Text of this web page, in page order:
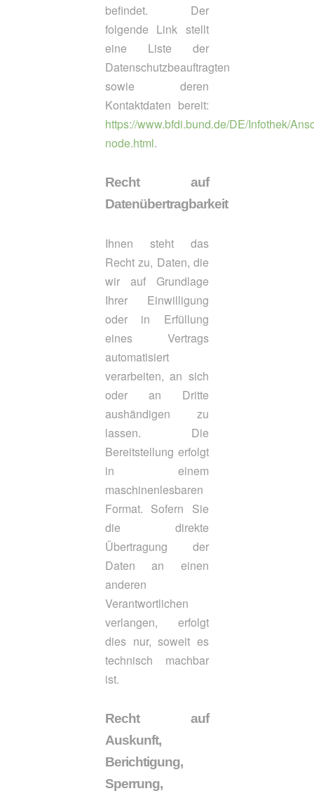
befindet. Der
folgende Link stellt
eine Liste der
Datenschutzbeauftragten
sowie deren
Kontaktdaten bereit:
https://www.bfdi.bund.de/DE/Infothek/
node.html.
Recht auf
Datenübertragbarkeit
Ihnen steht das
Recht zu, Daten, die
wir auf Grundlage
Ihrer Einwilligung
oder in Erfüllung
eines Vertrags
automatisiert
verarbeiten, an sich
oder an Dritte
aushändigen zu
lassen. Die
Bereitstellung erfolgt
in einem
maschinenlesbaren
Format. Sofern Sie
die direkte
Übertragung der
Daten an einen
anderen
Verantwortlichen
verlangen, erfolgt
dies nur, soweit es
technisch machbar
ist.
Recht auf
Auskunft,
Berichtigung,
Sperrung,